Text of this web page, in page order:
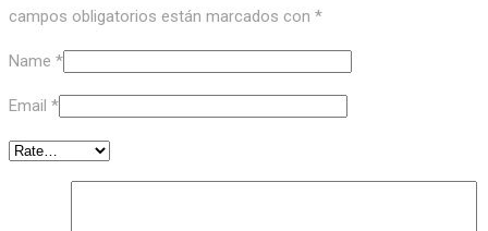
campos obligatorios están marcados con *
Name *
Email *